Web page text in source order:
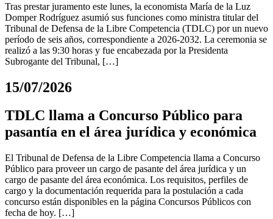
Tras prestar juramento este lunes, la economista María de la Luz
Domper Rodríguez asumió sus funciones como ministra titular del
Tribunal de Defensa de la Libre Competencia (TDLC) por un nuevo
período de seis años, correspondiente a 2026-2032. La ceremonia se
realizó a las 9:30 horas y fue encabezada por la Presidenta
Subrogante del Tribunal, […]
15/07/2026
TDLC llama a Concurso Público para
pasantía en el área jurídica y económica
El Tribunal de Defensa de la Libre Competencia llama a Concurso
Público para proveer un cargo de pasante del área jurídica y un
cargo de pasante del área económica. Los requisitos, perfiles de
cargo y la documentación requerida para la postulación a cada
concurso están disponibles en la página Concursos Públicos con
fecha de hoy. […]